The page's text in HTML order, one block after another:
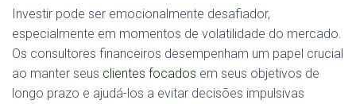
Investir pode ser emocionalmente desafiador,
especialmente em momentos de volatilidade do mercado.
Os consultores financeiros desempenham um papel crucial
ao manter seus clientes focados em seus objetivos de
longo prazo e ajudá-los a evitar decisões impulsivas